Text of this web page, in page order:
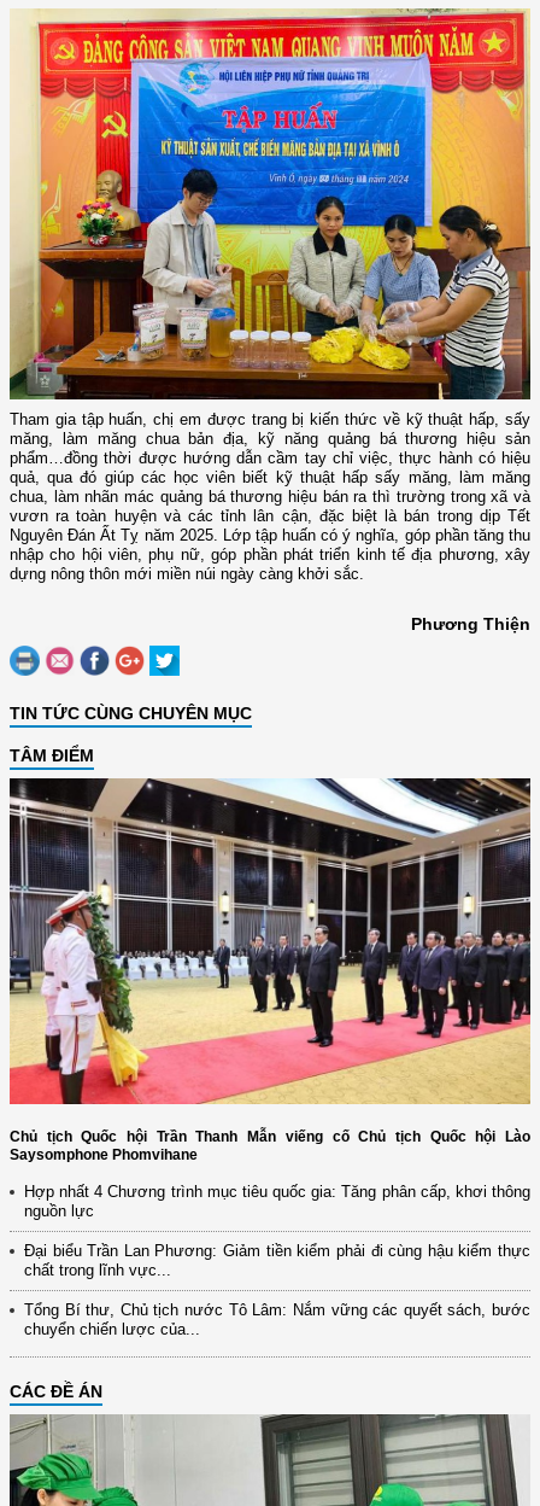
Tham gia tập huấn, chị em được trang bị kiến thức về kỹ thuật hấp, sấy
măng, làm măng chua bản địa, kỹ năng quảng bá thương hiệu sản
phẩm…đồng thời được hướng dẫn cầm tay chỉ việc, thực hành có hiệu
quả, qua đó giúp các học viên biết kỹ thuật hấp sấy măng, làm măng
chua, làm nhãn mác quảng bá thương hiệu bán ra thì trường trong xã và
vươn ra toàn huyện và các tỉnh lân cận, đặc biệt là bán trong dịp Tết
Nguyên Đán Ất Tỵ năm 2025. Lớp tập huấn có ý nghĩa, góp phần tăng thu
nhập cho hội viên, phụ nữ, góp phần phát triển kinh tế địa phương, xây
dựng nông thôn mới miền núi ngày càng khởi sắc.
Phương Thiện
TIN TỨC CÙNG CHUYÊN MỤC
TÂM ĐIỂM
Chủ tịch Quốc hội Trần Thanh Mẫn viếng cố Chủ tịch Quốc hội Lào
Saysomphone Phomvihane
Hợp nhất 4 Chương trình mục tiêu quốc gia: Tăng phân cấp, khơi thông
nguồn lực
Đại biểu Trần Lan Phương: Giảm tiền kiểm phải đi cùng hậu kiểm thực
chất trong lĩnh vực...
Tổng Bí thư, Chủ tịch nước Tô Lâm: Nắm vững các quyết sách, bước
chuyển chiến lược của...
CÁC ĐỀ ÁN